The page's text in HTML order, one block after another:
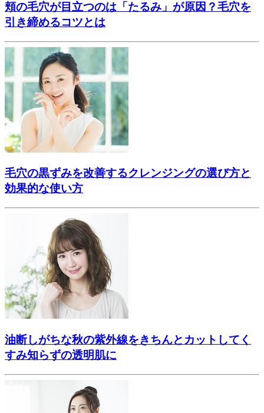
頬の毛穴が目立つのは「たるみ」が原因？毛穴を
引き締めるコツとは
毛穴の黒ずみを改善するクレンジングの選び方と
効果的な使い方
油断しがちな秋の紫外線をきちんとカットしてく
すみ知らずの透明肌に